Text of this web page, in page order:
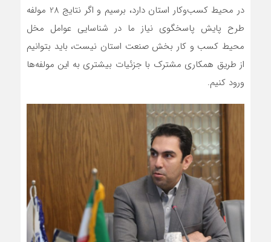
در محیط کسب‌و‌کار استان دارد، برسیم و اگر نتایج 28 مولفه
طرح پایش پاسخگوی نیاز ما در شناسایی عوامل مخل
محیط کسب و کار بخش صنعت استان نیست، باید بتوانیم
از طریق همکاری مشترک با جزئیات بیشتری به این مولفه‌ها
ورود کنیم.